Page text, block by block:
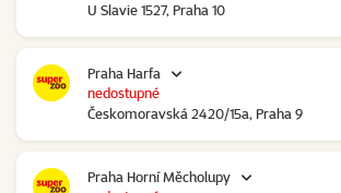
U Slavie 1527, Praha 10
Praha Harfa
Českomoravská 2420/15a, Praha 9
nedostupné
Praha Horní Měcholupy